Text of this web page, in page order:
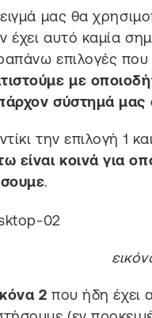
μας θα
έχει αυτό καμία
επιλογές που
με
σύστημά μας
την επιλογή 1
κοινά για
.
2 που ήδη έχει